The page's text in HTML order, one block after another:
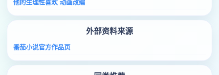
他的生理性喜欢 动画改编
外部资料来源
番茄小说官方作品页